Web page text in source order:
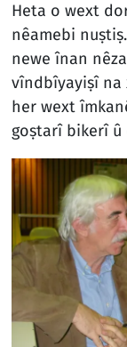
Heta o wext
nêamebi
newe înan
vîndbîyayiṣî na
her wext
goṣtarî bikerî û